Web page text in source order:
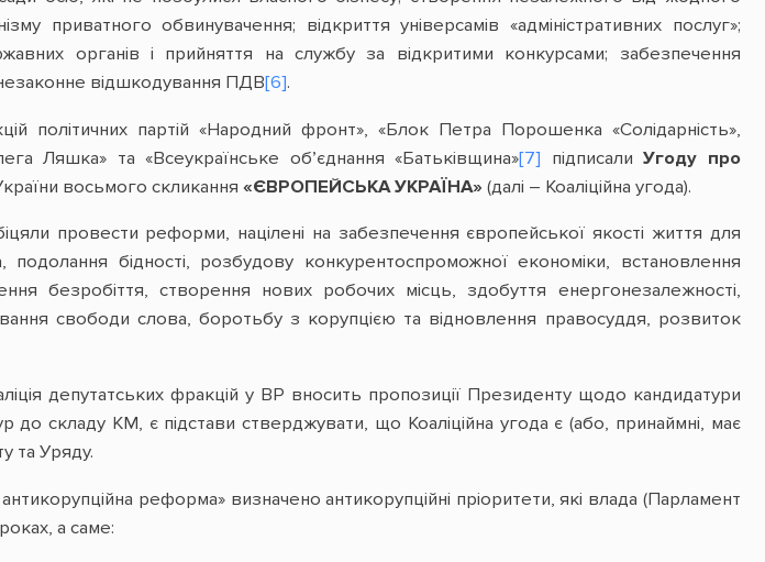
приватного обвинувачення; відкриття універсамів «адміністративних послуг»;
органів і прийняття на службу за відкритими конкурсами; забезпечення
незаконне відшкодування ПДВ[6].
політичних партій «Народний фронт», «Блок Петра Порошенка «Солідарність»,
Ляшка» та «Всеукраїнське об’єднання «Батьківщина»[7] підписалиУгоду про
восьмого скликання «ЄВРОПЕЙСЬКА УКРАЇНА» (далі – Коаліційна угода).
провести реформи, націлені на забезпечення європейської якості життя для
подолання бідності, розбудову конкурентоспроможної економіки, встановлення
безробіття, створення нових робочих місць, здобуття енергонезалежності,
свободи слова, боротьбу з корупцією та відновлення правосуддя, розвиток
депутатських фракцій у ВР вносить пропозиції Президенту щодо кандидатури
до складу КМ, є підстави стверджувати, що Коаліційна угода є (або, принаймні, має
та Уряду.
антикорупційна реформа» визначено антикорупційні пріоритети, які влада (Парламент
а саме: